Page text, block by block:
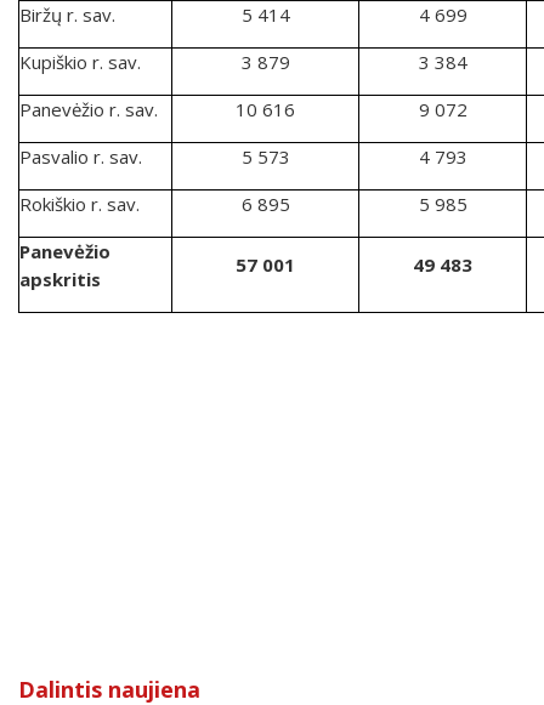
Biržų r. sav.
5 414
4 699
Kupiškio r. sav.
3 879
3 384
Panevėžio r. sav.
10 616
9 072
Pasvalio r. sav.
5 573
4 793
Rokiškio r. sav.
6 895
5 985
Panevėžio
apskritis
57 001 49 483
Dalintis naujiena